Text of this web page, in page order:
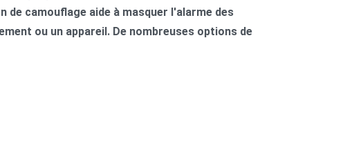
camouflage aide à masquer l'alarme des
ou un appareil. De nombreuses options de